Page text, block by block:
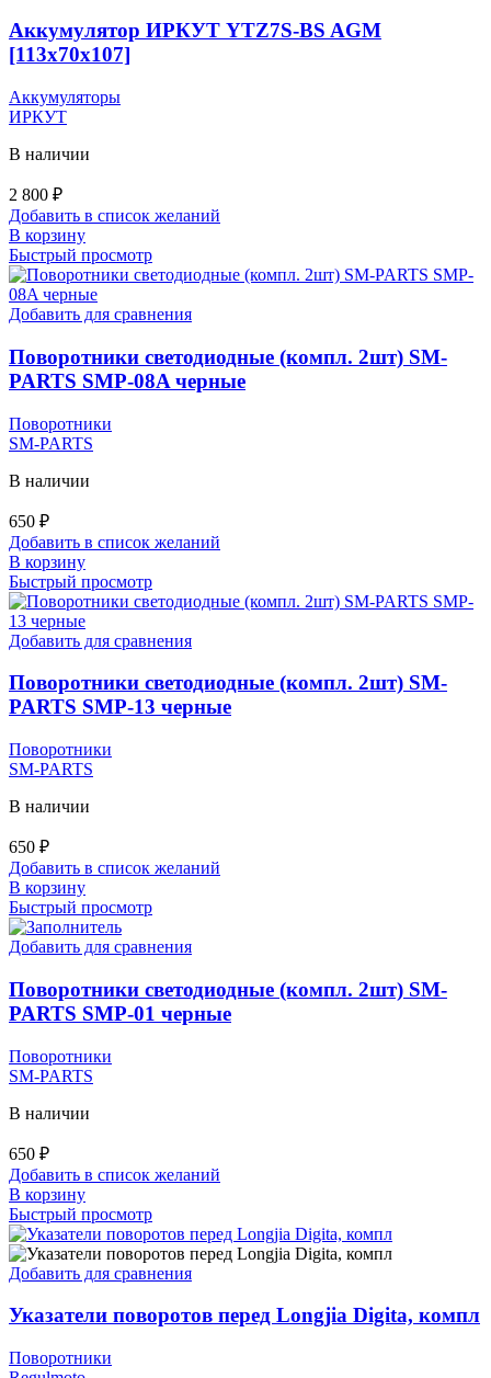
Аккумулятор ИРКУТ YTZ7S-BS AGM
[113х70х107]
Аккумуляторы
ИРКУТ
В наличии
2 800 ₽
Добавить в список желаний
В корзину
Быстрый просмотр
Добавить для сравнения
Поворотники светодиодные (компл. 2шт) SM-
PARTS SMP-08A черные
Поворотники
SM-PARTS
В наличии
650 ₽
Добавить в список желаний
В корзину
Быстрый просмотр
Добавить для сравнения
Поворотники светодиодные (компл. 2шт) SM-
PARTS SMP-13 черные
Поворотники
SM-PARTS
В наличии
650 ₽
Добавить в список желаний
В корзину
Быстрый просмотр
Добавить для сравнения
Поворотники светодиодные (компл. 2шт) SM-
PARTS SMP-01 черные
Поворотники
SM-PARTS
В наличии
650 ₽
Добавить в список желаний
В корзину
Быстрый просмотр
Добавить для сравнения
Указатели поворотов перед Longjia Digita, компл
Поворотники